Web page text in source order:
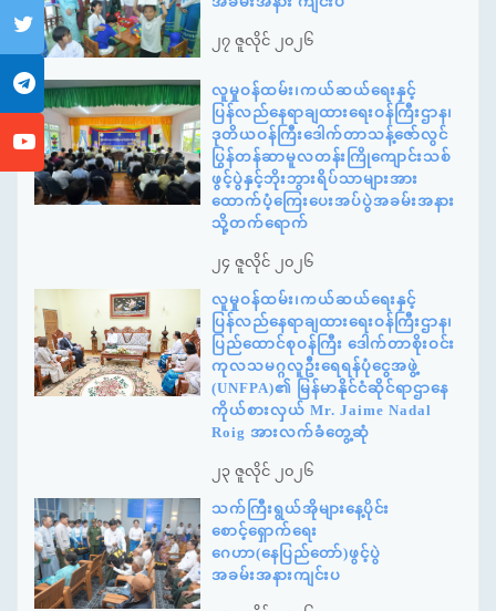
၂၇ ဇူလိုင် ၂၀၂၆
လူမှုဝန်ထမ်း၊ကယ်ဆယ်ရေးနှင့်
ပြန်လည်နေရာချထားရေးဝန်ကြီးဌာန၊
ဒုတိယဝန်ကြီးဒေါက်တာသန့်ဇော်လွင်
ပြွန်တန်ဆာမူလတန်းကြိုကျောင်းသစ်
ဖွင့်ပွဲနှင့်ဘိုးဘွားရိပ်သာများအား
ထောက်ပံ့ကြေးပေးအပ်ပွဲအခမ်းအနား
သို့တက်ရောက်
၂၄ ဇူလိုင် ၂၀၂၆
လူမှုဝန်ထမ်း၊ကယ်ဆယ်ရေးနှင့်
ပြန်လည်နေရာချထားရေးဝန်ကြီးဌာန၊
ပြည်ထောင်စုဝန်ကြီး ဒေါက်တာစိုးဝင်း
ကုလသမဂ္ဂလူဦးရေရန်ပုံငွေအဖွဲ့
(UNFPA)၏ မြန်မာနိုင်ငံဆိုင်ရာဌာနေ
ကိုယ်စားလှယ် Mr. Jaime Nadal
Roig အားလက်ခံတွေ့ဆုံ
၂၃ ဇူလိုင် ၂၀၂၆
သက်ကြီးရွယ်အိုများနေ့ပိုင်း
စောင့်ရှောက်ရေး
ဂေဟာ(နေပြည်တော်)ဖွင့်ပွဲ
အခမ်းအနားကျင်းပ